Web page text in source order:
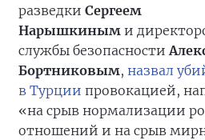
разведки Сергеем
Нарышкиным и
службы безопасности
Бортниковым, назвал
в Турции провокацией,
«на срыв нормализации
отношений и на срыв